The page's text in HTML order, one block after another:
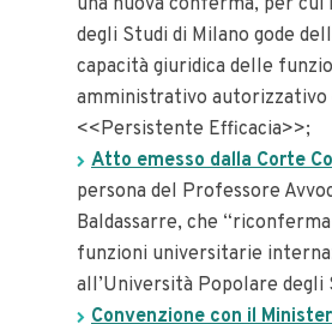
una nuova conferma, per cui
degli Studi di Milano gode
capacità giuridica delle
amministrativo autorizzativo
<<Persistente Efficacia>>;
Atto emesso dalla Corte
persona del Professore
Baldassarre, che
funzioni universitarie
all’Università Popolare degli
Convenzione con il